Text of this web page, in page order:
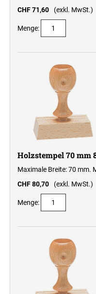
CHF 71,60
(exkl. MwSt.)
Menge:
Holzstempel 70 mm
Maximale Breite: 70 mm.
CHF 80,70
(exkl. MwSt.)
Menge: